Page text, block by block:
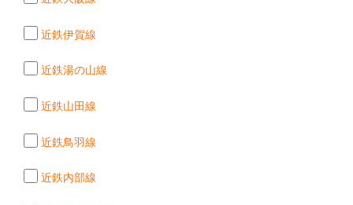
近鉄伊賀線
近鉄湯の山線
近鉄山田線
近鉄鳥羽線
近鉄内部線